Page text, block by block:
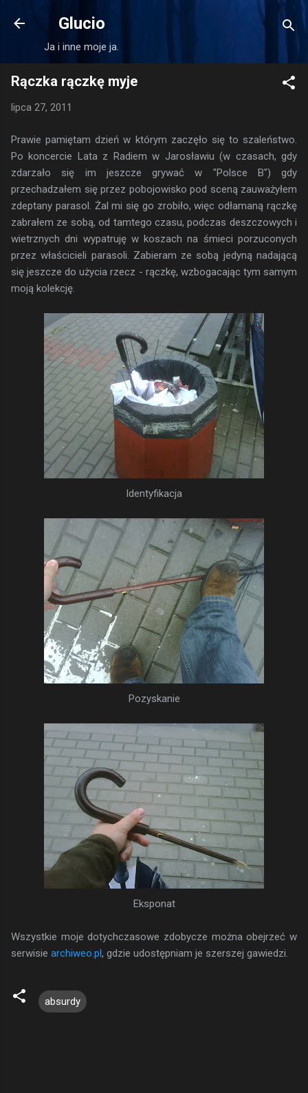
Przejdź do głównej zawartości
Glucio
Ja i inne moje ja.
Rączka rączkę myje
lipca 27, 2011
Prawie pamiętam dzień w którym zaczęło się to szaleństwo.
Po koncercie Lata z Radiem w Jarosławiu (w czasach, gdy
zdarzało się im jeszcze grywać w "Polsce B") gdy
przechadzałem się przez pobojowisko pod sceną zauważyłem
zdeptany parasol. Żal mi się go zrobiło, więc odłamaną rączkę
zabrałem ze sobą, od tamtego czasu, podczas deszczowych i
wietrznych dni wypatruję w koszach na śmieci porzuconych
przez właścicieli parasoli. Zabieram ze sobą jedyną nadającą
się jeszcze do użycia rzecz - rączkę, wzbogacając tym samym
moją kolekcję.
Identyfikacja
Pozyskanie
Eksponat
Wszystkie moje dotychczasowe zdobycze można obejrzeć w
serwisie archiweo.pl, gdzie udostępniam je szerszej gawiedzi.
absurdy